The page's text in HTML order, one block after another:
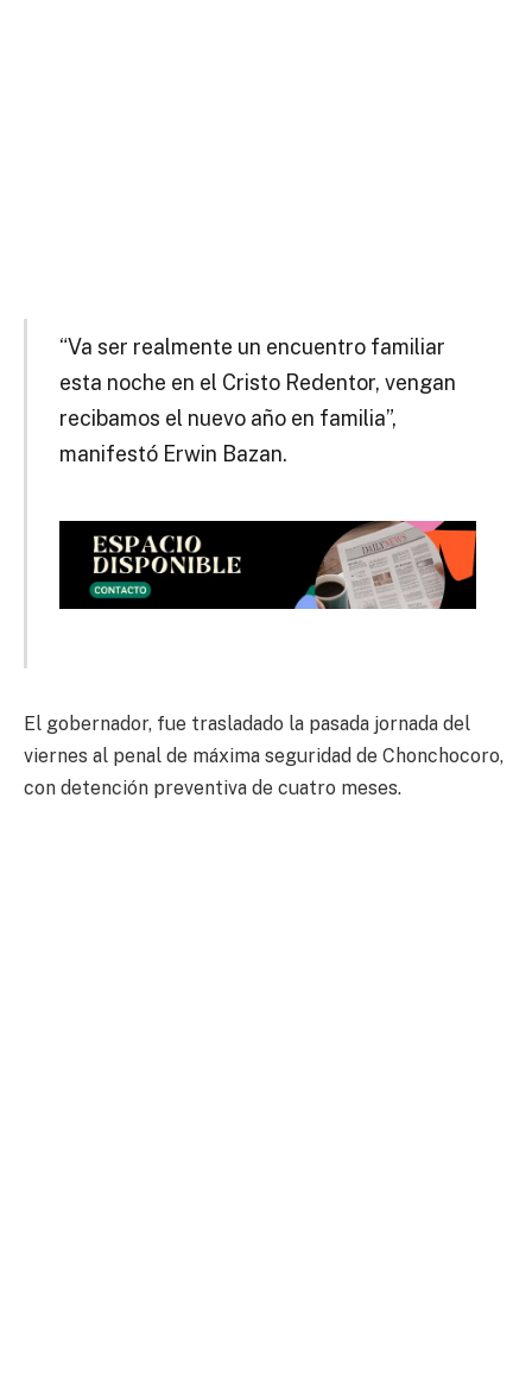
“Va ser realmente un encuentro familiar
esta noche en el Cristo Redentor, vengan
recibamos el nuevo año en familia”,
manifestó Erwin Bazan.
El gobernador, fue trasladado la pasada jornada del
viernes al penal de máxima seguridad de Chonchocoro,
con detención preventiva de cuatro meses.